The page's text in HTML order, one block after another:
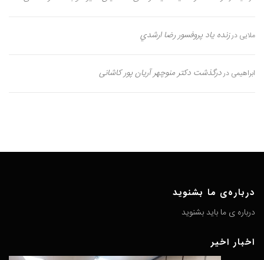
ملایی درزنده یاد پروفسور رضا ارشدي
ابراهیمی در درگذشت دکتر منوچهر آریان پور کاشانی
درباره‌ی ما بشنوید
درباره ی ما باید بشنوید
اخبار اخیر